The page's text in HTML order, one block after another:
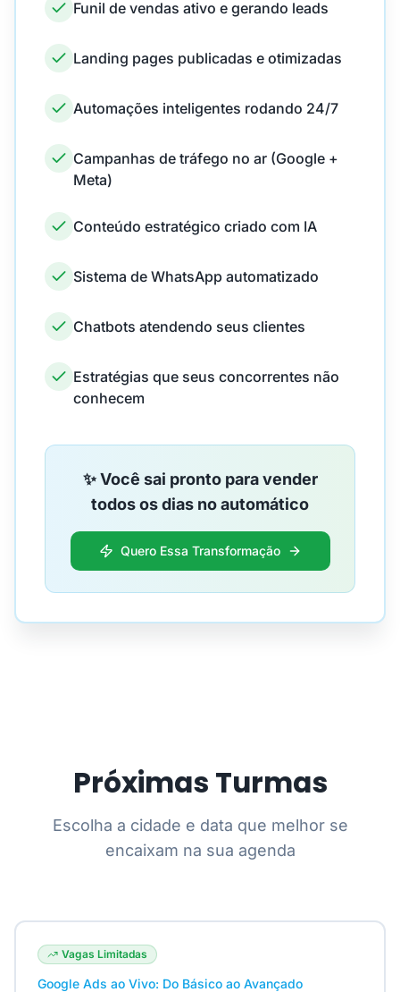
Funil de vendas ativo e gerando leads
Landing pages publicadas e otimizadas
Automações inteligentes rodando 24/7
Campanhas de tráfego no ar (Google +
Meta)
Conteúdo estratégico criado com IA
Sistema de WhatsApp automatizado
Chatbots atendendo seus clientes
Estratégias que seus concorrentes não
conhecem
✨ Você sai pronto para vender
todos os dias no automático
Quero Essa Transformação
Próximas Turmas
Escolha a cidade e data que melhor se
encaixam na sua agenda
Vagas Limitadas
Google Ads ao Vivo: Do Básico ao Avançado